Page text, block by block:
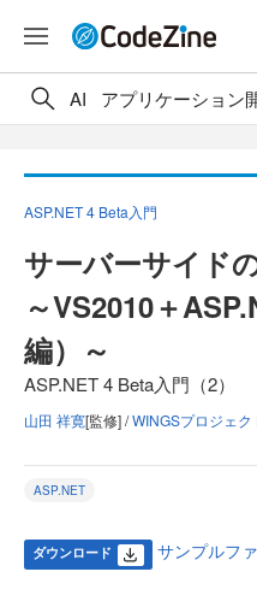
AI アプリケーション
ASP.NET 4 Beta入門
サーバーサイド
～VS2010＋
編）～
ASP.NET 4 Beta入門（2）
山田 祥寛[監修] /WINGSプロジェ
ASP.NET
ダウンロード サンプルフ